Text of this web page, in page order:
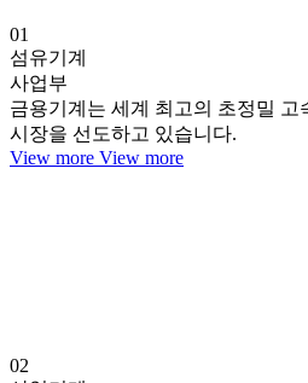
01
섬유기계
사업부
금용기계는 세계 최고의 초정밀 고
시장을 선도하고 있습니다.
View more View more
02